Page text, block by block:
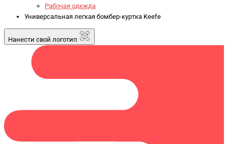
Рабочая одежда
Универсальная легкая бомбер-куртка Keefe
Нанести свой логотип